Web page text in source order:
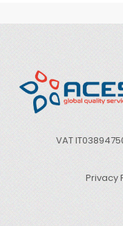
VAT
Privacy